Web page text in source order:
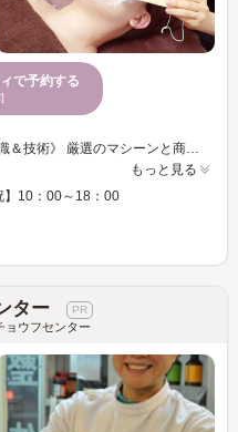
で予約する
《憧れの美ボディへ☆彡》《自慢の知識＆技術》 厳選のマシーンと商材でお客様のお身体やお肌のメンテナンス◎ 知識・技術共に実力のあるスタッフがお客様を内面的・外面的に全力でサポート◎ 「リヴァセル造顔小顔フェイシャル」「オーダーメイド痩身コース」「寝ているだけでセルフ痩身エステ」などお客様の理想を叶えるため、種類豊富にメニューをご用意しております♪ “高品質×高技術”洗練された技術を体験したい方は是非【リヴァセル調布店】にお越し下さい♪
もっと見る
】10：00～18：00
ター
ョウフセンター